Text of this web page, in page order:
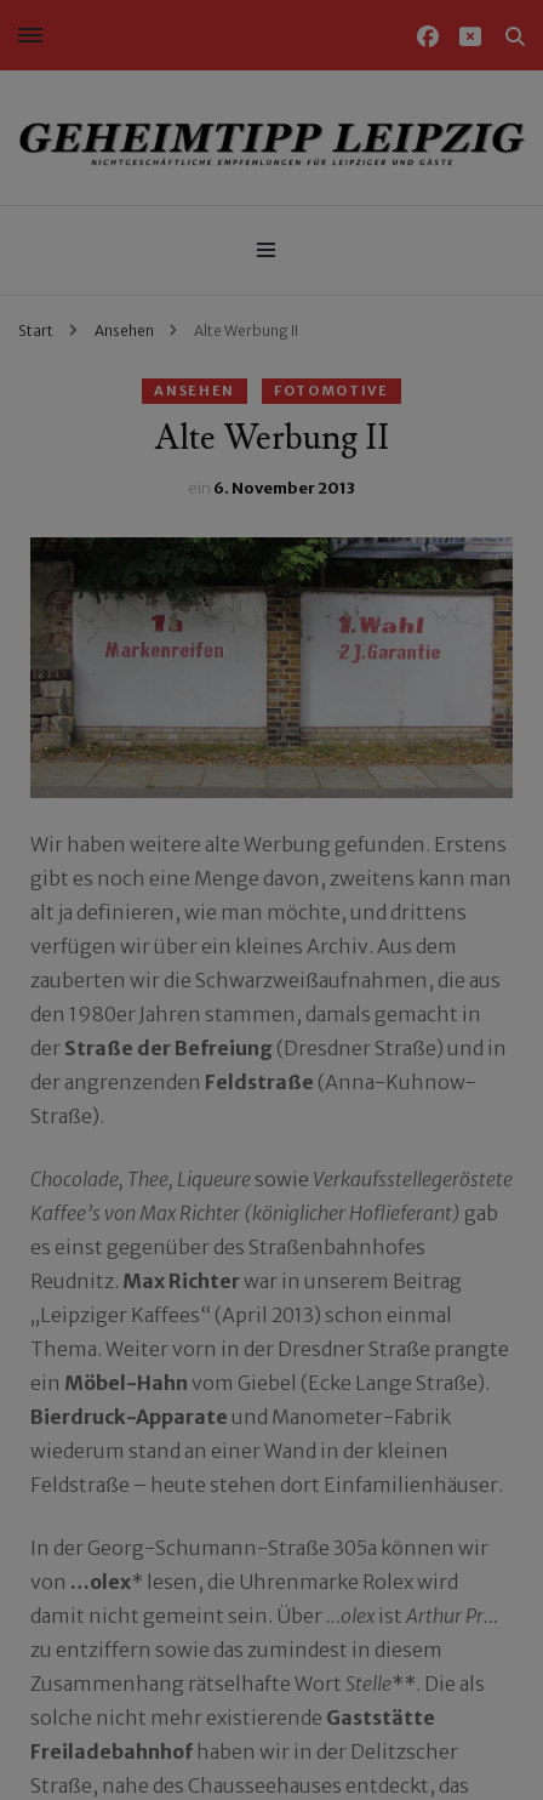
Nichtgeschäftliche Empfehlungen für Leipziger und Gäste
Start Ansehen Alte Werbung II
ANSEHEN FOTOMOTIVE
Alte Werbung II
ein 6. November 2013
Wir haben weitere alte Werbung gefunden. Erstens
gibt es noch eine Menge davon, zweitens kann man
alt ja definieren, wie man möchte, und drittens
verfügen wir über ein kleines Archiv. Aus dem
zauberten wir die Schwarzweißaufnahmen, die aus
den 1980er Jahren stammen, damals gemacht in
der Straße der Befreiung (Dresdner Straße) und in
der angrenzenden Feldstraße (Anna-Kuhnow-
Straße).
Chocolade, Thee, Liqueure sowie Verkaufsstellegeröstete
Kaffee’s von Max Richter (königlicher Hoflieferant) gab
es einst gegenüber des Straßenbahnhofes
Reudnitz. Max Richterwar in unserem Beitrag
„Leipziger Kaffees“ (April 2013) schon einmal
Thema. Weiter vorn in der Dresdner Straße prangte
ein Möbel-Hahn vom Giebel (Ecke Lange Straße).
Bierdruck-Apparate und Manometer-Fabrik
wiederum stand an einer Wand in der kleinen
Feldstraße – heute stehen dort Einfamilienhäuser.
In der Georg-Schumann-Straße 305a können wir
von …olex* lesen, die Uhrenmarke Rolex wird
damit nicht gemeint sein. Über …olex ist Arthur Pr…
zu entziffern sowie das zumindest in diesem
Zusammenhang rätselhafte Wort Stelle**. Die als
solche nicht mehr existierende Gaststätte
Freiladebahnhof haben wir in der Delitzscher
Straße, nahe des Chausseehauses entdeckt, das